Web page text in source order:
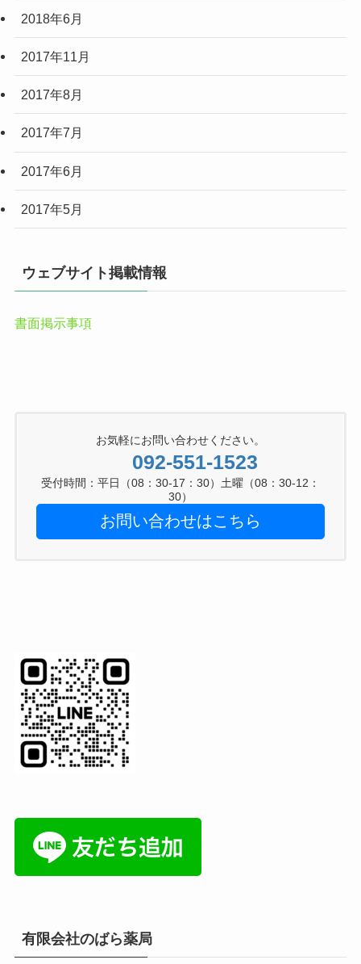
2018年6月
2017年11月
2017年8月
2017年7月
2017年6月
2017年5月
ウェブサイト掲載情報
書面掲示事項
お気軽にお問い合わせください。
092-551-1523
受付時間：平日（08：30-17：30）土曜（08：30-12：
30）
お問い合わせはこちら
有限会社のばら薬局